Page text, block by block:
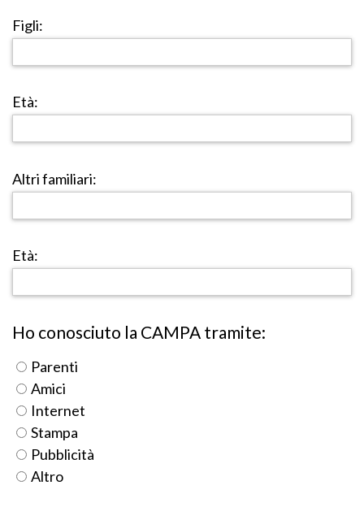
Figli:
Età:
Altri familiari:
Età:
Ho conosciuto la CAMPA tramite:
Parenti
Amici
Internet
Stampa
Pubblicità
Altro